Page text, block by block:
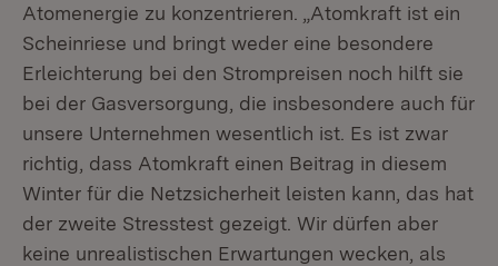
Atomenergie zu konzentrieren. „Atomkraft ist ein
Scheinriese und bringt weder eine besondere
Erleichterung bei den Strompreisen noch hilft sie
bei der Gasversorgung, die insbesondere auch für
unsere Unternehmen wesentlich ist. Es ist zwar
richtig, dass Atomkraft einen Beitrag in diesem
Winter für die Netzsicherheit leisten kann, das hat
der zweite Stresstest gezeigt. Wir dürfen aber
keine unrealistischen Erwartungen wecken, als